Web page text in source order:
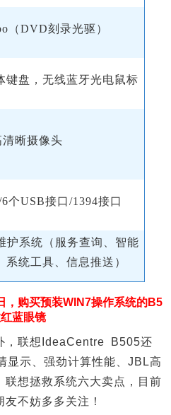
（DVD刻录光驱）
键盘，无线蓝牙光电鼠标
清晰摄像头
个USB接口/1394接口
护系统（服务查询、智能
统工具、信息推送）
，购买预装WIN7操作系统的B5
蓝眼镜
联想IdeaCentre B505还
显示、强劲计算性能、JBL高
联想拯救系统六大卖点，目前
不妨多多关注！